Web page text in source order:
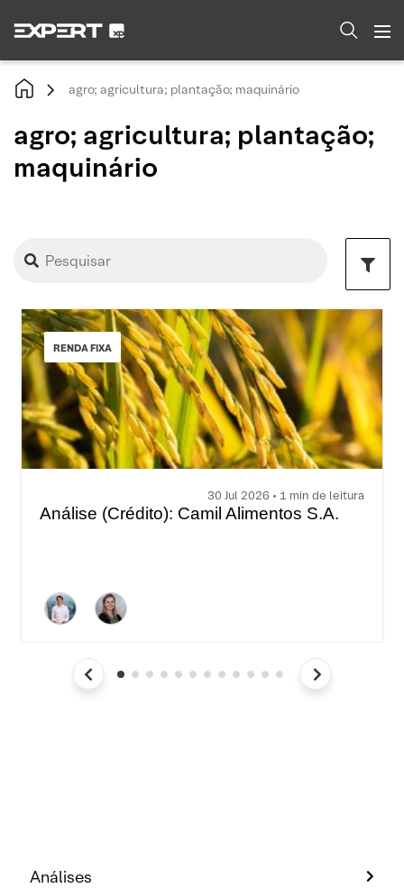
agro; agricultura; plantação; maquinário
agro; agricultura; plantação;
maquinário
RENDA FIXA
30 Jul 2026 • 1 min de leitura
Análise (Crédito): Camil Alimentos S.A.
Análises